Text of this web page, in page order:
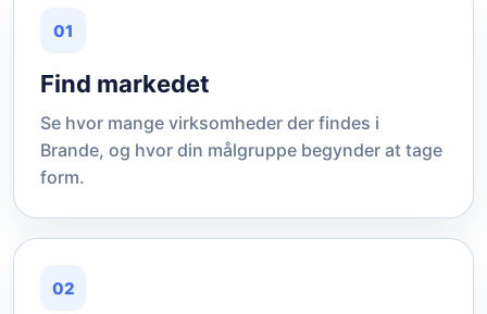
01
Find markedet
Se hvor mange virksomheder der findes i
Brande, og hvor din målgruppe begynder at tage
form.
02